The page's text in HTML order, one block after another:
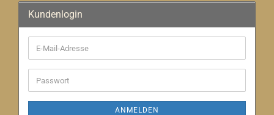
Kundenlogin
E-
Mail-
Adresse
Passwort
ANMELDEN